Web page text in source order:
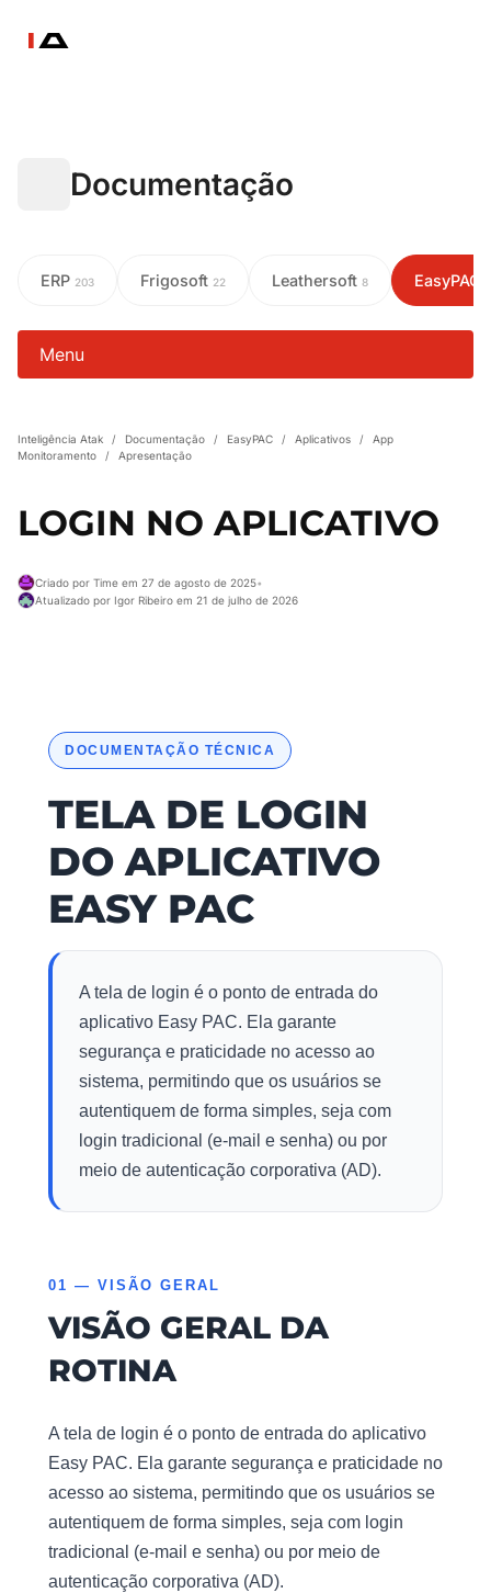
Documentação
ERP 203 Frigosoft 22 Leathersoft 8 EasyPAC
Menu
Inteligência Atak / Documentação / EasyPAC / Aplicativos /
App
Monitoramento
/ Apresentação
LOGIN NO APLICATIVO
Criado por Time em 27 de agosto de 2025•
Atualizado por Igor Ribeiro em 21 de julho de 2026
DOCUMENTAÇÃO TÉCNICA
TELA DE LOGIN
DO APLICATIVO
EASY PAC
A tela de login é o ponto de entrada do
aplicativo Easy PAC. Ela garante
segurança e praticidade no acesso ao
sistema, permitindo que os usuários se
autentiquem de forma simples, seja com
login tradicional (e-mail e senha) ou por
meio de autenticação corporativa (AD).
01 — VISÃO GERAL
VISÃO GERAL DA
ROTINA
A tela de login é o ponto de entrada do aplicativo
Easy PAC. Ela garante segurança e praticidade no
acesso ao sistema, permitindo que os usuários se
autentiquem de forma simples, seja com login
tradicional (e-mail e senha) ou por meio de
autenticação corporativa (AD).